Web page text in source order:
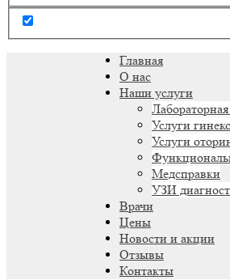
Главная
О нас
Наши услуги
Услуги
Услуги
Медсправки
УЗИ
Врачи
Цены
Новости и акции
Отзывы
Контакты